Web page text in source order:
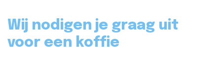
Wij nodigen je graag uit
voor een koffie